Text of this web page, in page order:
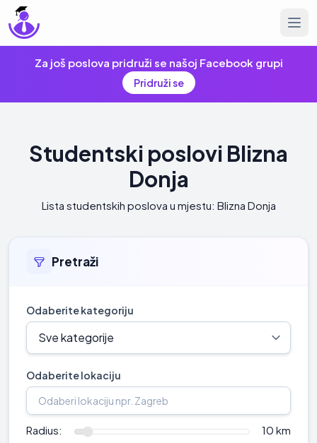
Za još poslova pridruži se našoj Facebook grupi
Pridruži se
Studentski poslovi Blizna
Donja
Lista studentskih poslova u mjestu: Blizna Donja
Pretraži
Odaberite kategoriju
Odaberite lokaciju
Radius: 10 km